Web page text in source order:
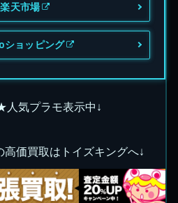
楽天市場
ショッピング
人気プラモ表示中↓
高価買取はトイズキングへ↓